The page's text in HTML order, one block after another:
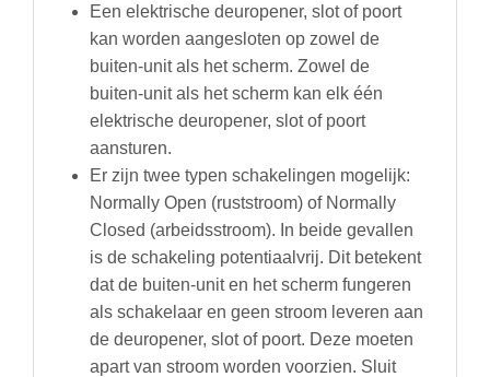
Een elektrische deuropener, slot of poort
kan worden aangesloten op zowel de
buiten-unit als het scherm. Zowel de
buiten-unit als het scherm kan elk één
elektrische deuropener, slot of poort
aansturen.
Er zijn twee typen schakelingen mogelijk:
Normally Open (ruststroom) of Normally
Closed (arbeidsstroom). In beide gevallen
is de schakeling potentiaalvrij. Dit betekent
dat de buiten-unit en het scherm fungeren
als schakelaar en geen stroom leveren aan
de deuropener, slot of poort. Deze moeten
apart van stroom worden voorzien. Sluit